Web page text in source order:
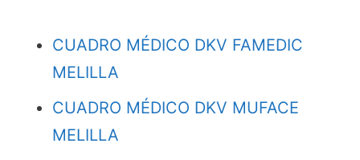
CUADRO MÉDICO DKV FAMEDIC
MELILLA
CUADRO MÉDICO DKV MUFACE
MELILLA